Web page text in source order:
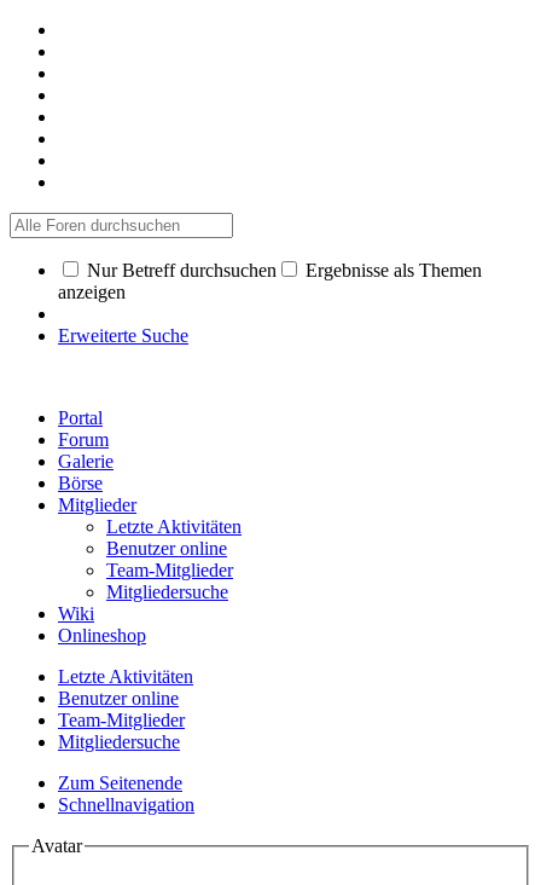
Nur Betreff durchsuchen
Ergebnisse als Themen
anzeigen
Erweiterte Suche
Portal
Forum
Galerie
Börse
Mitglieder
Letzte Aktivitäten
Benutzer online
Team-Mitglieder
Mitgliedersuche
Wiki
Onlineshop
Letzte Aktivitäten
Benutzer online
Team-Mitglieder
Mitgliedersuche
Zum Seitenende
Schnellnavigation
Avatar